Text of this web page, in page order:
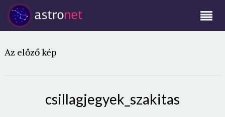
Az előző kép
csillagjegyek_szakitas